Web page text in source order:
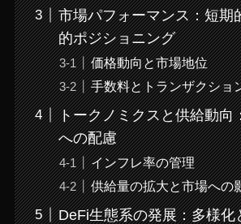
市場パフォーマンス：短期
的ポジショニング
価格動向と市場地位
手数料とトランザクショ
トークノミクスと供給動向
への配慮
インフレ率の管理
供給量の拡大と市場への
DeFi生態系の発展：多様化